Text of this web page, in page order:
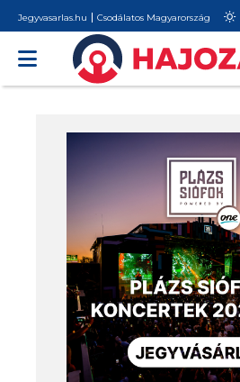
Jegyvasarlas.hu Csodálatos Magyarország